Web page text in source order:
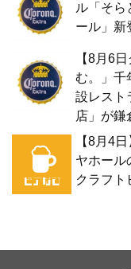
ル「そら
ール」新
【8月6
む。」千
設レスト
店」が鎌
【8月4
ヤホール
クラフト